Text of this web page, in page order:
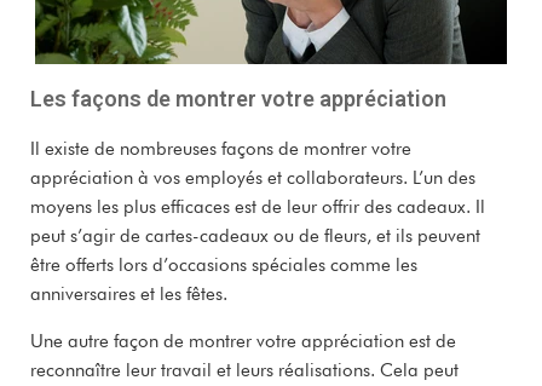
Les façons de montrer votre appréciation
Il existe de nombreuses façons de montrer votre
appréciation à vos employés et collaborateurs. L’un des
moyens les plus efficaces est de leur offrir des cadeaux. Il
peut s’agir de cartes-cadeaux ou de fleurs, et ils peuvent
être offerts lors d’occasions spéciales comme les
anniversaires et les fêtes.
Une autre façon de montrer votre appréciation est de
reconnaître leur travail et leurs réalisations. Cela peut